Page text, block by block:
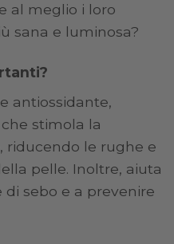
al meglio i loro
sana e luminosa?
antiossidante,
stimola la
riducendo le rughe e
pelle. Inoltre, aiuta
sebo e a prevenire